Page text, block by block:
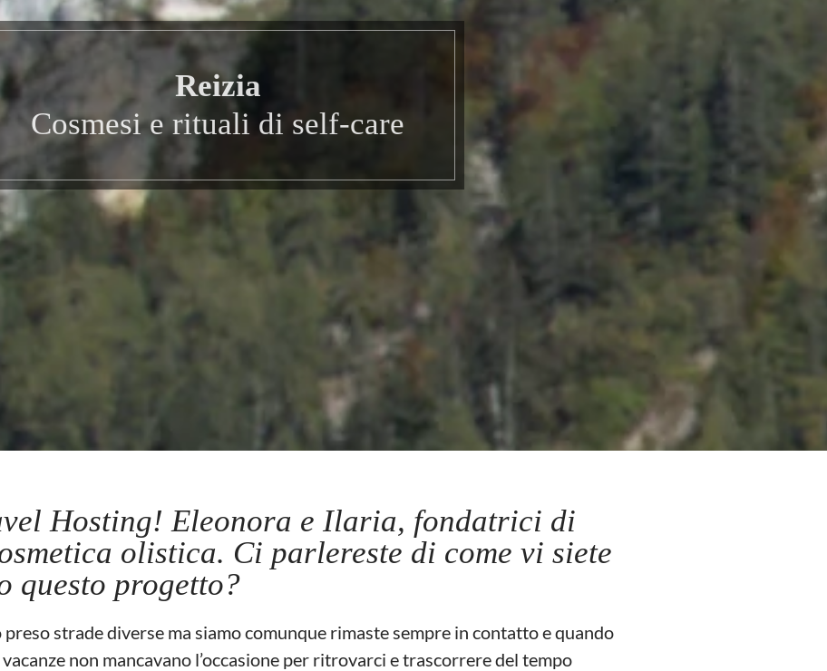
Reizia
Cosmesi e rituali di self-care
Hosting! Eleonora e Ilaria, fondatrici di
olistica. Ci parlereste di come vi siete
questo progetto?
strade diverse ma siamo comunque rimaste sempre in contatto e quando
non mancavano l’occasione per ritrovarci e trascorrere del tempo